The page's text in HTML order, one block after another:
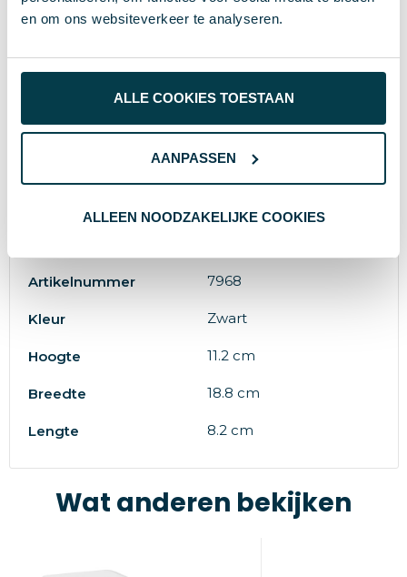
en om ons websiteverkeer te analyseren.
ALLE COOKIES TOESTAAN
AANPASSEN
ALLEEN NOODZAKELIJKE COOKIES
683 g
Merk Rupt
0 cm
Artikelnummer 7968
Kleur Zwart
Hoogte 11.2 cm
Breedte 18.8 cm
Lengte 8.2 cm
Wat anderen bekijken